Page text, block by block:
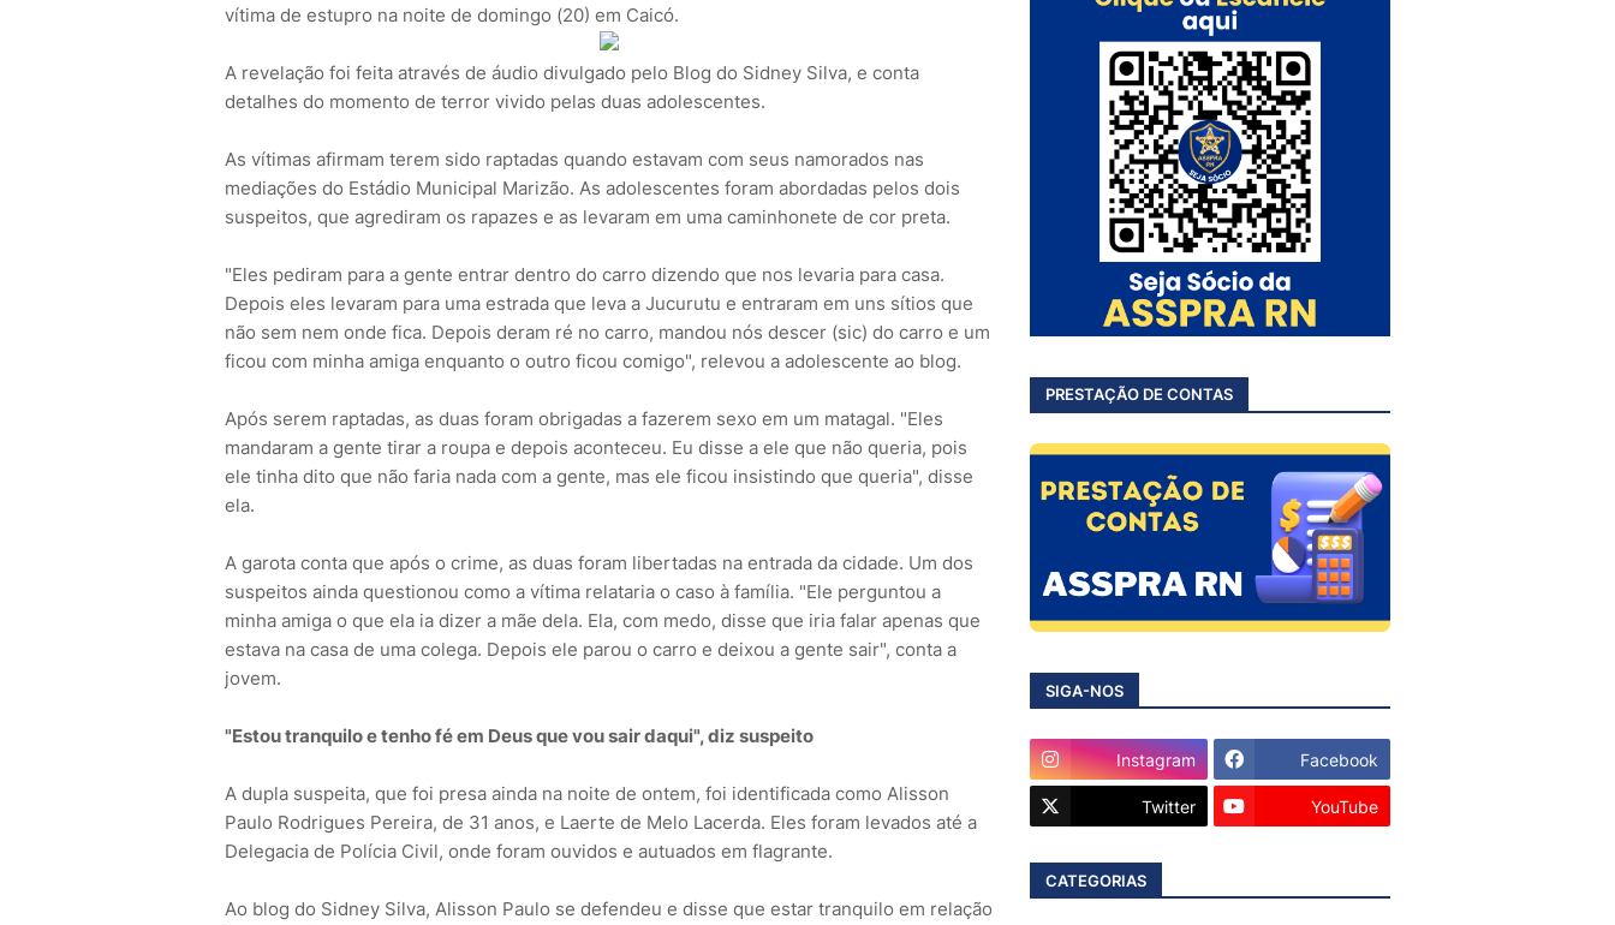
vítima de estupro na noite de domingo (20) em Caicó.
A revelação foi feita através de áudio divulgado pelo Blog do Sidney Silva, e conta
detalhes do momento de terror vivido pelas duas adolescentes.
As vítimas afirmam terem sido raptadas quando estavam com seus namorados nas
mediações do Estádio Municipal Marizão. As adolescentes foram abordadas pelos dois
suspeitos, que agrediram os rapazes e as levaram em uma caminhonete de cor preta.
"Eles pediram para a gente entrar dentro do carro dizendo que nos levaria para casa.
Depois eles levaram para uma estrada que leva a Jucurutu e entraram em uns sítios que
não sem nem onde fica. Depois deram ré no carro, mandou nós descer (sic) do carro e um
ficou com minha amiga enquanto o outro ficou comigo", relevou a adolescente ao blog.
Após serem raptadas, as duas foram obrigadas a fazerem sexo em um matagal. "Eles
mandaram a gente tirar a roupa e depois aconteceu. Eu disse a ele que não queria, pois
ele tinha dito que não faria nada com a gente, mas ele ficou insistindo que queria", disse
ela.
A garota conta que após o crime, as duas foram libertadas na entrada da cidade. Um dos
suspeitos ainda questionou como a vítima relataria o caso à família. "Ele perguntou a
minha amiga o que ela ia dizer a mãe dela. Ela, com medo, disse que iria falar apenas que
estava na casa de uma colega. Depois ele parou o carro e deixou a gente sair", conta a
jovem.
"Estou tranquilo e tenho fé em Deus que vou sair daqui", diz suspeito
A dupla suspeita, que foi presa ainda na noite de ontem, foi identificada como Alisson
Paulo Rodrigues Pereira, de 31 anos, e Laerte de Melo Lacerda. Eles foram levados até a
Delegacia de Polícia Civil, onde foram ouvidos e autuados em flagrante.
Ao blog do Sidney Silva, Alisson Paulo se defendeu e disse que estar tranquilo em relação
PRESTAÇÃO DE CONTAS
SIGA-NOS
Instagram Facebook
Twitter YouTube
CATEGORIAS